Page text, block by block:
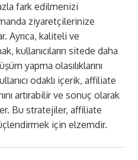
fark edilmenizi
ziyaretçilerinize
Ayrıca, kaliteli ve
kullanıcıların sitede daha
yapma olasılıklarını
odaklı içerik, affiliate
artırabilir ve sonuç olarak
Bu stratejiler, affiliate
güçlendirmek için elzemdir.